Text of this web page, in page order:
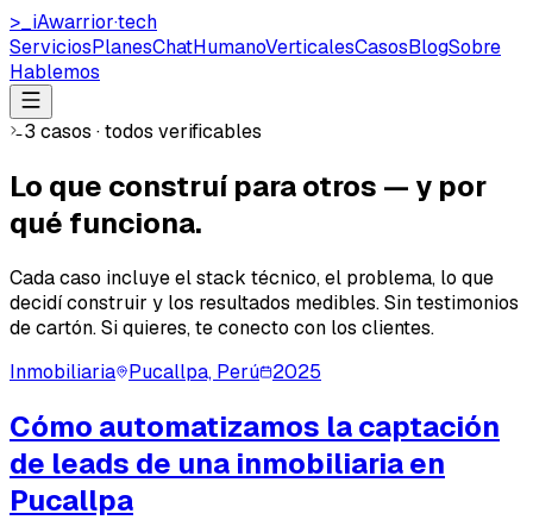
>_ iAwarrior·tech
ServiciosPlanesChatHumanoVerticalesCasosBlogSobre
Hablemos
3 casos · todos verificables
Lo que construí para otros — y por
qué funciona.
Cada caso incluye el stack técnico, el problema, lo que
decidí construir y los resultados medibles. Sin testimonios
de cartón. Si quieres, te conecto con los clientes.
Inmobiliaria Pucallpa, Perú 2025
Cómo automatizamos la captación
de leads de una inmobiliaria en
Pucallpa